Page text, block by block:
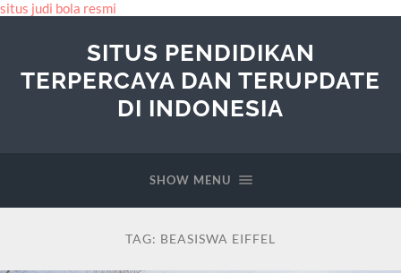
situs judi bola resmi
SITUS PENDIDIKAN
TERPERCAYA DAN TERUPDATE
DI INDONESIA
SHOW MENU
TAG: BEASISWA EIFFEL